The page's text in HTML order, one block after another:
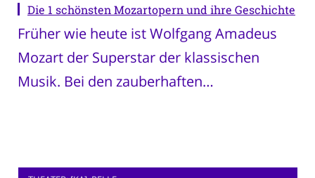
Die 1 schönsten Mozartopern und ihre Geschichte
Früher wie heute ist Wolfgang Amadeus
Mozart der Superstar der klassischen
Musik. Bei den zauberhaften…